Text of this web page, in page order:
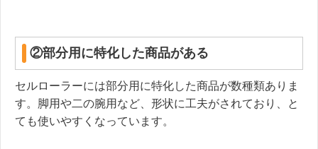
②部分用に特化した商品がある
セルローラーには部分用に特化した商品が数種類ありま
す。脚用や二の腕用など、形状に工夫がされており、と
ても使いやすくなっています。